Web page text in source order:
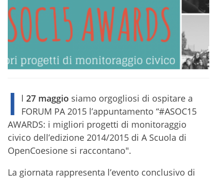
I l 27 maggio siamo orgogliosi di ospitare a
FORUM PA 2015 l’appuntamento “#ASOC15
AWARDS: i migliori progetti di monitoraggio
civico dell’edizione 2014/2015 di A Scuola di
OpenCoesione si raccontano".
La giornata rappresenta l’evento conclusivo di